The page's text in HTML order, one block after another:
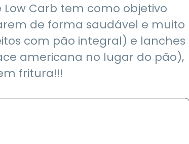
Low Carb tem como objetivo
de forma saudável e muito
com pão integral) e lanches
americana no lugar do pão),
fritura!!!